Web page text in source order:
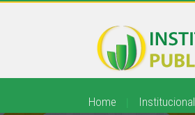
Home Institucional